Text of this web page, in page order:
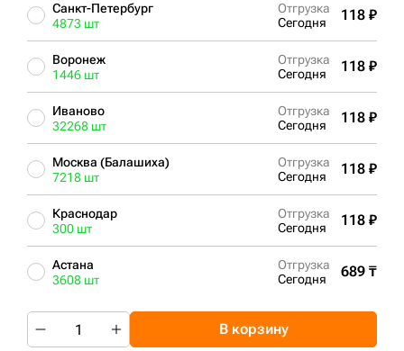
Санкт-Петербург
4873 шт
Отгрузка
Сегодня
118 ₽
Воронеж
1446 шт
Отгрузка
Сегодня
118 ₽
Иваново
32268 шт
Отгрузка
Сегодня
118 ₽
Москва (Балашиха)
7218 шт
Отгрузка
Сегодня
118 ₽
Краснодар
300 шт
Отгрузка
Сегодня
118 ₽
Астана
3608 шт
Отгрузка
Сегодня
689 ₸
В корзину